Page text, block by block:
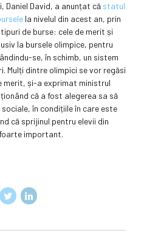
Daniel David, a anunțat că statul
la nivelul din acest an, prin
de burse: cele de merit și
la bursele olimpice, pentru
se, în schimb, un sistem
Mulți dintre olimpici se vor regăsi
merit, și-a exprimat ministrul
că a fost alegerea sa să
în condițiile în care este
că sprijinul pentru elevii din
important.